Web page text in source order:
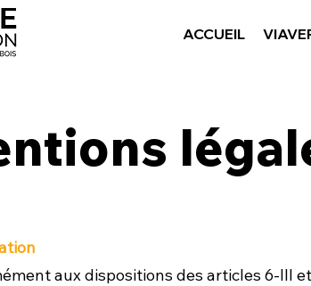
ACCUEIL
aux dispositions des articles 6-III